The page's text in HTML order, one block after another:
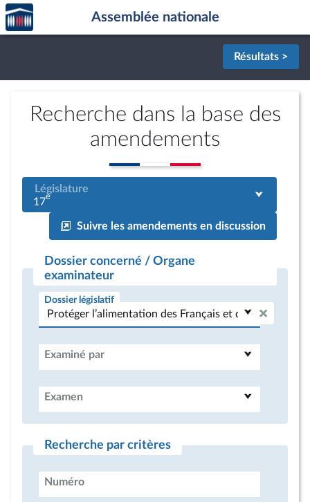
Aller au contenu
Aller en bas de la page
Accèder
à la
page
Assemblée nationale
Résultats >
Recherche dans la base des
amendements
Législature
17e
Suivre les amendements en discussion
Dossier concerné / Organe
examinateur
Dossier législatif
Examiné par
Examen
Recherche par critères
Numéro